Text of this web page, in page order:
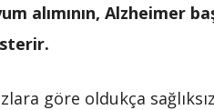
alımının, Alzheimer
göre oldukça